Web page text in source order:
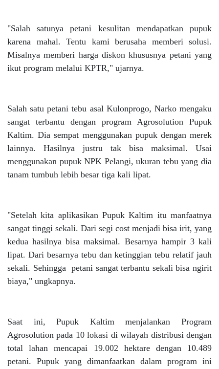
"Salah satunya petani kesulitan mendapatkan pupuk
karena mahal. Tentu kami berusaha memberi solusi.
Misalnya memberi harga diskon khususnya petani yang
ikut program melalui KPTR," ujarnya.
Salah satu petani tebu asal Kulonprogo, Narko mengaku
sangat terbantu dengan program Agrosolution Pupuk
Kaltim. Dia sempat menggunakan pupuk dengan merek
lainnya. Hasilnya justru tak bisa maksimal. Usai
menggunakan pupuk NPK Pelangi, ukuran tebu yang dia
tanam tumbuh lebih besar tiga kali lipat.
"Setelah kita aplikasikan Pupuk Kaltim itu manfaatnya
sangat tinggi sekali. Dari segi cost menjadi bisa irit, yang
kedua hasilnya bisa maksimal. Besarnya hampir 3 kali
lipat. Dari besarnya tebu dan ketinggian tebu relatif jauh
sekali. Sehingga petani sangat terbantu sekali bisa ngirit
biaya," ungkapnya.
Saat ini, Pupuk Kaltim menjalankan Program
Agrosolution pada 10 lokasi di wilayah distribusi dengan
total lahan mencapai 19.002 hektare dengan 10.489
petani. Pupuk yang dimanfaatkan dalam program ini